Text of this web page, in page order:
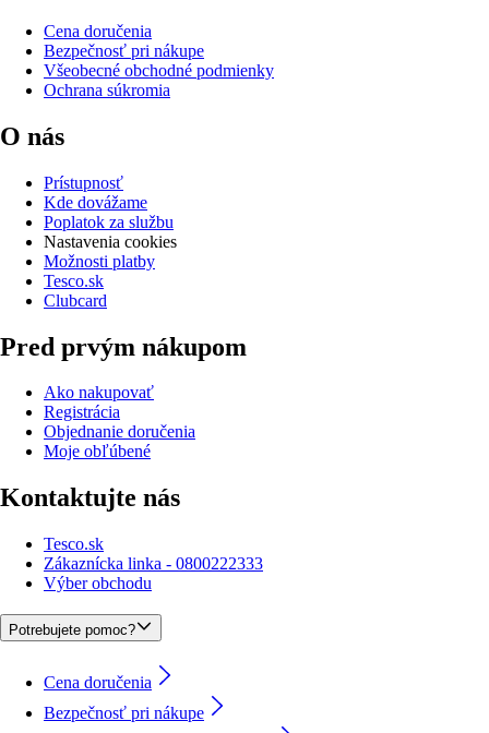
Cena doručenia
Bezpečnosť pri nákupe
Všeobecné obchodné podmienky
Ochrana súkromia
O nás
Prístupnosť
Kde dovážame
Poplatok za službu
Nastavenia cookies
Možnosti platby
Tesco.sk
Clubcard
Pred prvým nákupom
Ako nakupovať
Registrácia
Objednanie doručenia
Moje obľúbené
Kontaktujte nás
Tesco.sk
Zákaznícka linka - 0800222333
Výber obchodu
Potrebujete pomoc?
Cena doručenia
Bezpečnosť pri nákupe